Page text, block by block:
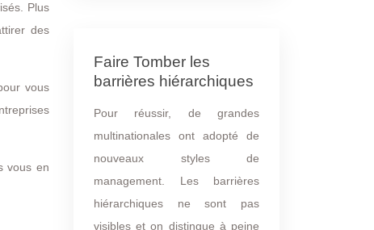
Plus
des
vous
vous en
Faire Tomber les
barrières hiérarchiques
Pour réussir, de grandes
multinationales ont adopté de
nouveaux styles de
management. Les barrières
hiérarchiques ne sont pas
visibles et on distingue à peine